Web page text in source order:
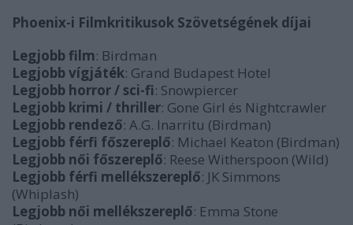
Phoenix-i Filmkritikusok Szövetségének díjai
Legjobb film: Birdman
Legjobb vígjáték: Grand Budapest Hotel
Legjobb horror / sci-fi: Snowpiercer
Legjobb krimi / thriller: Gone Girl és Nightcrawler
Legjobb rendező: A.G. Inarritu (Birdman)
Legjobb férfi főszereplő: Michael Keaton (Birdman)
Legjobb női főszereplő: Reese Witherspoon (Wild)
Legjobb férfi mellékszereplő: JK Simmons
(Whiplash)
Legjobb női mellékszereplő: Emma Stone